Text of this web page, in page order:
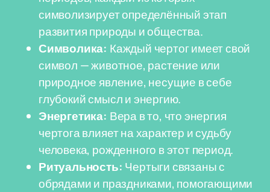
символизирует определённый этап
развития природы и общества.
Символика: Каждый чертог имеет свой
символ — животное, растение или
природное явление, несущие в себе
глубокий смысл и энергию.
Энергетика: Вера в то, что энергия
чертога влияет на характер и судьбу
человека, рожденного в этот период.
Ритуальность: Чертыги связаны с
обрядами и праздниками, помогающими